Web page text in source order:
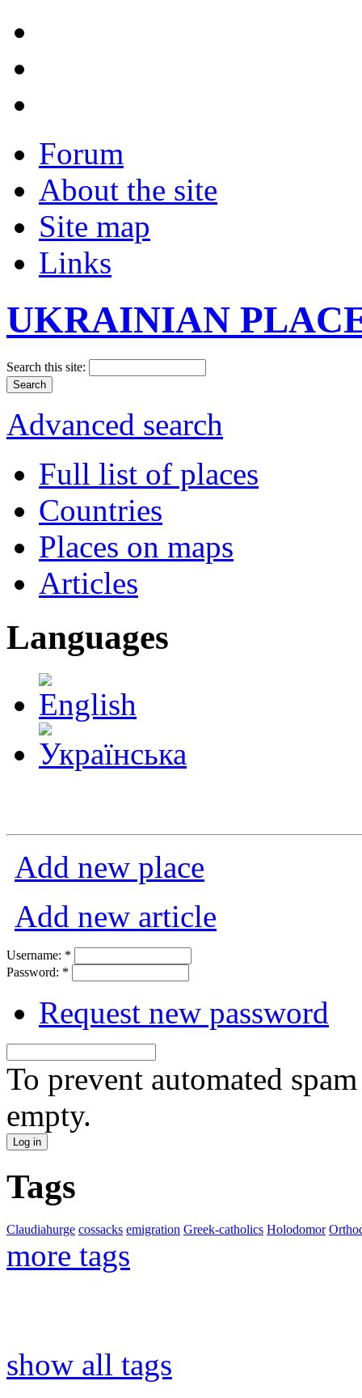
Forum
About the site
Site map
Links
UKRAINIAN
Search this site:
Advanced search
Full list of places
Countries
Places on maps
Articles
Languages
Add new place
Add new article
Username: *
Password: *
Request new password
To prevent automated
empty.
Tags
Claudiahurge cossacks emigration Greek-catholics Holodomor
more tags
show all tags